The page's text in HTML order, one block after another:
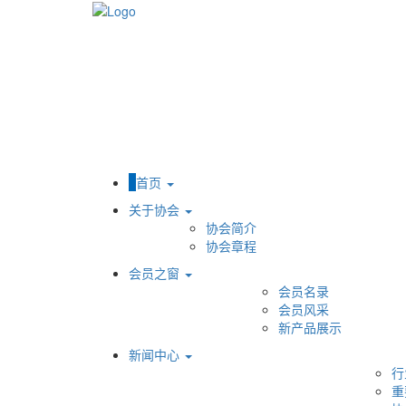
首页
关于协会
协会简介
协会章程
会员之窗
会员名录
会员风采
新产品展示
新闻中心